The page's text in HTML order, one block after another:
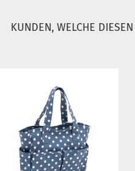
KUNDEN, WELCHE